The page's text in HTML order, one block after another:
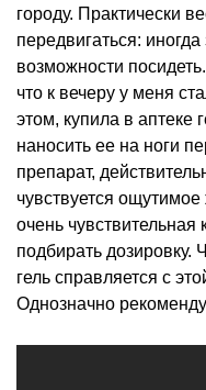
городу. Практически
передвигаться:
возможности
что к вечеру у меня
этом, купила в аптеке
наносить ее на ноги
препарат,
чувствуется
очень чувствительная
подбирать дозировку.
гель справляется с
Однозначно